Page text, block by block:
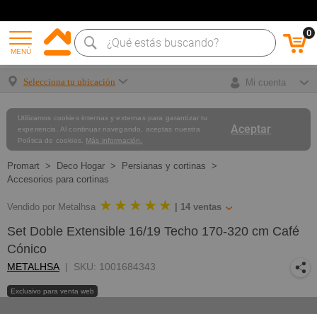
MENÚ
0
Selecciona tu ubicación Mi cuenta
Aceptar
Utilizamos cookies internas y externas para garantizar tu
experiencia. Al continuar navegando, aceptas nuestra
Política de cookies. Más información.
Deco Hogar
Persianas y cortinas
Accesorios para cortinas
Vendido por Metalhsa ★ ★ ★ ★ ★ | 14 ventas
Set Doble Extensible 16/19 Techo 170-320 cm Café
Cónico
METALHSA SKU: 1001684343
Exclusivo para venta web